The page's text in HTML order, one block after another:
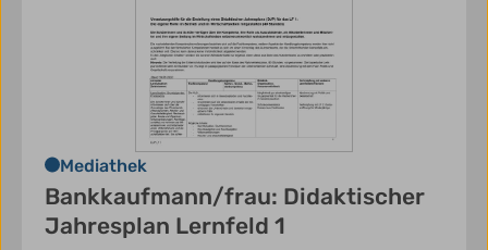
Mediathek
Bankkaufmann/frau: Didaktischer
Jahresplan Lernfeld 1